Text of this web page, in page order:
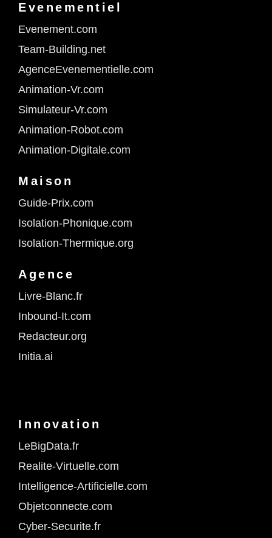
Evenementiel
Evenement.com
Team-Building.net
AgenceEvenementielle.com
Animation-Vr.com
Simulateur-Vr.com
Animation-Robot.com
Animation-Digitale.com
Maison
Guide-Prix.com
Isolation-Phonique.com
Isolation-Thermique.org
Agence
Livre-Blanc.fr
Inbound-It.com
Redacteur.org
Initia.ai
Innovation
LeBigData.fr
Realite-Virtuelle.com
Intelligence-Artificielle.com
Objetconnecte.com
Cyber-Securite.fr